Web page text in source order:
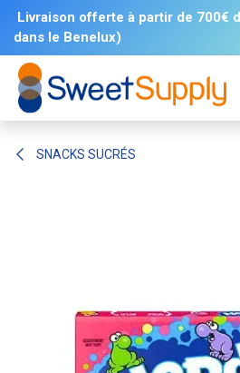
Livraison offerte à partir de 700€
dans le Benelux)
SNACKS SUCRÉS